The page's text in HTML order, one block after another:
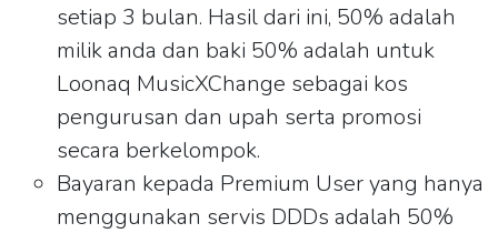
setiap 3 bulan. Hasil dari ini, 50% adalah
milik anda dan baki 50% adalah untuk
Loonaq MusicXChange sebagai kos
pengurusan dan upah serta promosi
secara berkelompok.
Bayaran kepada Premium User yang hanya
menggunakan servis DDDs adalah 50%